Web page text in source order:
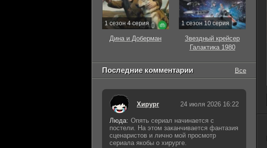
1 сезон 4 серия
Дина и Доберман
1 сезон 10 серия
Звездный крейсер
Галактика 1980
Последние комментарии Все
Хирург 24 июля 2026 16:22
Люда: Опять сериал начинается с
постели. На этом заканчивается фантазия
сценаристов и лично мой просмотр
сериала якобы о хирурге.